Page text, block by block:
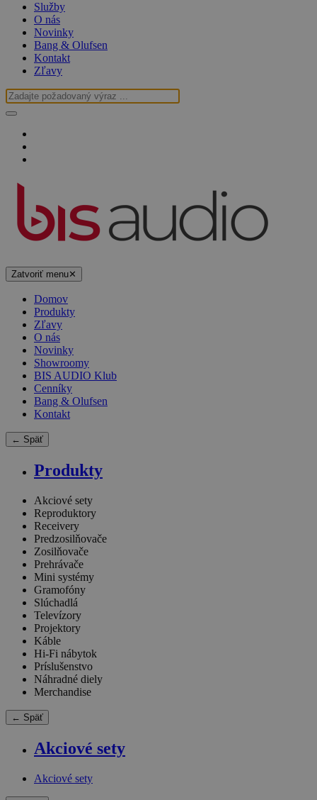
Služby
O nás
Novinky
Bang & Olufsen
Kontakt
Zľavy
Zatvoriť menu✕
Domov
Produkty
Zľavy
O nás
Novinky
Showroomy
BIS AUDIO Klub
Cenníky
Bang & Olufsen
Kontakt
← Späť
Produkty
Akciové sety
Reproduktory
Receivery
Predzosilňovače
Zosilňovače
Prehrávače
Mini systémy
Gramofóny
Slúchadlá
Televízory
Projektory
Káble
Hi-Fi nábytok
Príslušenstvo
Náhradné diely
Merchandise
← Späť
Akciové sety
Akciové sety